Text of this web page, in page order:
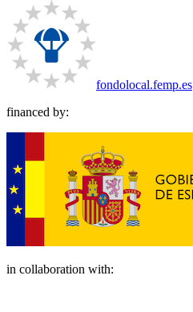
fondolocal.femp.es
financed by:
in collaboration with: